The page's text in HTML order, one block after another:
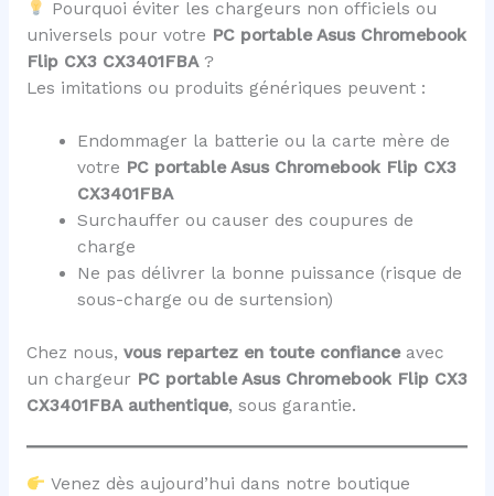
Pourquoi éviter les chargeurs non officiels ou
universels pour votre PC portable Asus Chromebook
Flip CX3 CX3401FBA?
Les imitations ou produits génériques peuvent :
Endommager la batterie ou la carte mère de
votre PC portable Asus Chromebook Flip CX3
CX3401FBA
Surchauffer ou causer des coupures de
charge
Ne pas délivrer la bonne puissance (risque de
sous-charge ou de surtension)
Chez nous, vous repartez en toute confianceavec
un chargeur PC portable Asus Chromebook Flip CX3
CX3401FBA authentique, sous garantie.
Venez dès aujourd’hui dans notre boutique